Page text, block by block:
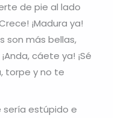
de pie al lado
¡Madura ya!
son más bellas,
cáete ya! ¡Sé
torpe y no te
sería estúpido e